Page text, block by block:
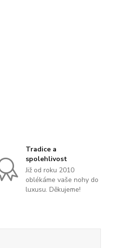
Tradice a
spolehlivost
Již od roku 2010
oblékáme vaše nohy do
luxusu. Děkujeme!